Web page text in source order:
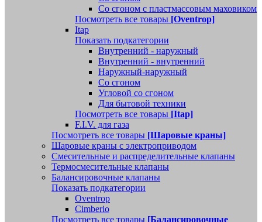
Со сгоном с пластмассовым маховиком
Посмотреть все товары [Oventrop]
Itap
Показать подкатегории
Внутренний - наружный
Внутренний - внутренний
Наружный-наружный
Со сгоном
Угловой со сгоном
Для бытовой техники
Посмотреть все товары [Itap]
F.I.V. для газа
Посмотреть все товары [Шаровые краны]
Шаровые краны с электроприводом
Смесительные и распределительные клапаны
Термосмесительные клапаны
Балансировочные клапаны
Показать подкатегории
Oventrop
Cimberio
Посмотреть все товары [Балансировочные